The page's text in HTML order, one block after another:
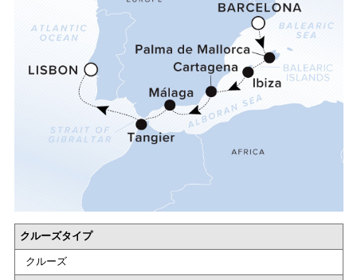
クルーズタイプ
クルーズ